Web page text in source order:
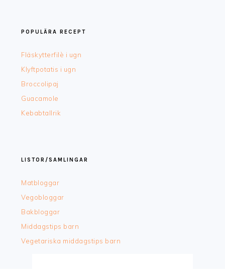
POPULÄRA RECEPT
Fläskytterfilè i ugn
Klyftpotatis i ugn
Broccolipaj
Guacamole
Kebabtallrik
LISTOR/SAMLINGAR
Matbloggar
Vegobloggar
Bakbloggar
Middagstips barn
Vegetariska middagstips barn